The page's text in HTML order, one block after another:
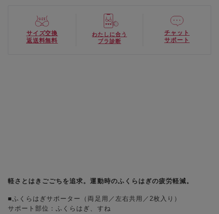
サイズ交換
返送料無料
わたしに合う
ブラ診断
チャット
サポート
軽さとはきごごちを追求。運動時のふくらはぎの疲労軽減。
■ふくらはぎサポーター（両足用／左右共用／2枚入り）
サポート部位：ふくらはぎ、すね